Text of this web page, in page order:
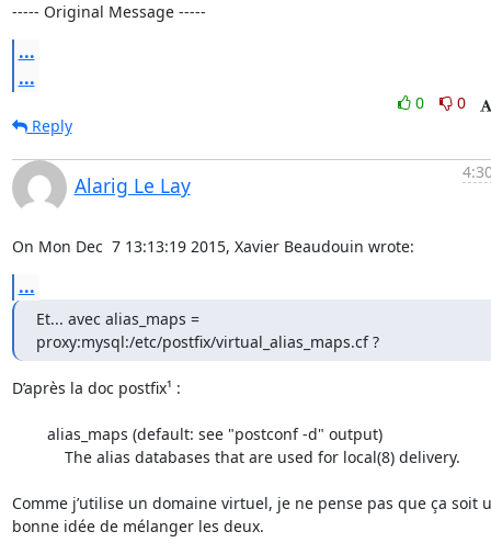
----- Original Message -----
...
...
0
0
Reply
Alarig Le Lay
On Mon Dec  7 13:13:19 2015, Xavier Beaudouin wrote:
...
Et... avec alias_maps =
proxy:mysql:/etc/postfix/virtual_alias_maps.cf ?
D’après la doc postfix¹ :
Comme j’utilise un domaine virtuel, je ne pense pas que ça soit
bonne idée de mélanger les deux.